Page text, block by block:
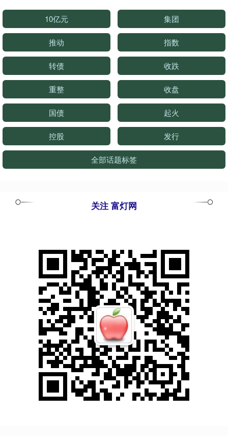
10亿元 集团
推动 指数
转债 收跌
重整 收盘
国债 起火
控股 发行
全部话题标签
关注 富灯网